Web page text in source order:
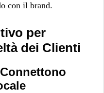
con il brand.
per
dei Clienti